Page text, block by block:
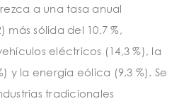
a una tasa anual
más sólida del 10,7 %,
eléctricos (14,3 %), la
y la energía eólica (9,3 %). Se
tradicionales